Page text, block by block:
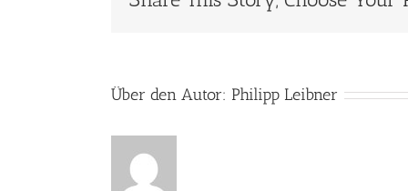
Über den Autor: Philipp Leibner